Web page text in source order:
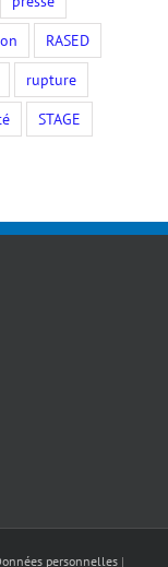
RASED
rupture
STAGE
personnelles |